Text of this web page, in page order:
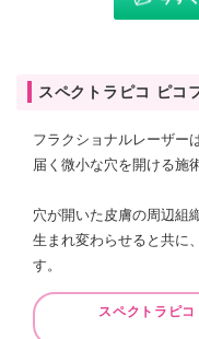
スペクトラピコ ピコ
フラクショナルレーザー
届く微小な穴を開ける施
穴が開いた皮膚の周辺組
生まれ変わらせると共に
す。
スペクトラピ